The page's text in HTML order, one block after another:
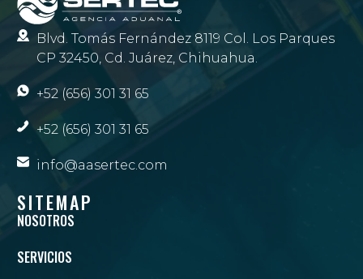
Blvd. Tomás Fernández 8119 Col. Los Parques
CP 32450, Cd. Juárez, Chihuahua.
+52 (656) 301 31 65
+52 (656) 301 31 65
info@aasertec.com
SITEMAP
NOSOTROS
SERVICIOS